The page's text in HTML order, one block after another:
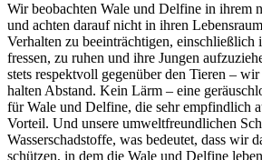
Wir beobachten Wale und Delfine in ihrem
und achten darauf nicht in ihren
Verhalten zu beeinträchtigen, einschließlich
fressen, zu ruhen und ihre Jungen
stets respektvoll gegenüber den Tieren –
halten Abstand. Kein Lärm – eine
für Wale und Delfine, die sehr empfindlich
Vorteil. Und unsere umweltfreundlichen
Wasserschadstoffe, was bedeutet, dass wir
schützen, in dem die Wale und Delfine